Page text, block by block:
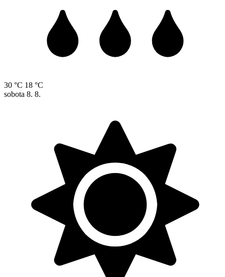
30 °C 18 °C
sobota 8. 8.